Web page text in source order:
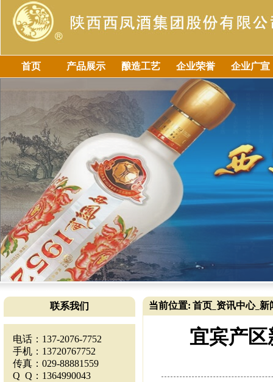
首页 产品展示 酿造工艺 企业荣誉 企业广宣
联系我们
电话：137-2076-7752
手机：13720767752
传真：029-88881559
Q Q：1364990043
当前位置: 首页 资讯中心_ 新
宜宾产区